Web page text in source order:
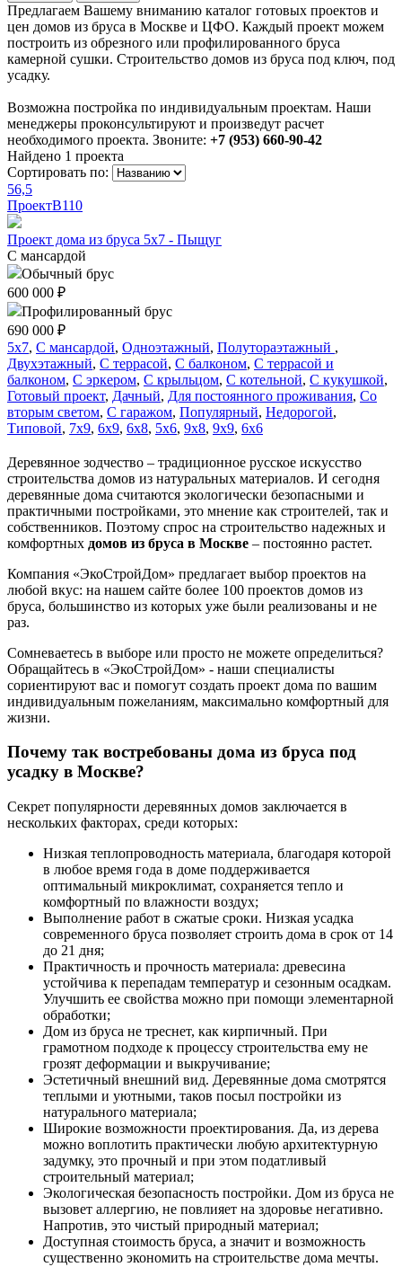
Предлагаем Вашему вниманию каталог готовых проектов и
цен домов из бруса в Москве и ЦФО. Каждый проект можем
построить из обрезного или профилированного бруса
камерной сушки. Строительство домов из бруса под ключ, под
усадку.
Возможна постройка по индивидуальным проектам. Наши
менеджеры проконсультируют и произведут расчет
необходимого проекта. Звоните: +7 (953) 660-90-42
Найдено 1 проекта
Сортировать по:
56,5
ПроектВ110
Проект дома из бруса 5х7 - Пыщуг
С мансардой
Обычный брус
600 000 ₽
Профилированный брус
690 000 ₽
5x7, С мансардой, Одноэтажный, Полутораэтажный ,
Двухэтажный, С террасой, С балконом, С террасой и
балконом, С эркером, С крыльцом, С котельной, С кукушкой,
Готовый проект, Дачный, Для постоянного проживания, Со
вторым светом, С гаражом, Популярный, Недорогой,
Типовой, 7х9, 6x9, 6x8, 5x6, 9x8, 9x9, 6x6
Деревянное зодчество – традиционное русское искусство
строительства домов из натуральных материалов. И сегодня
деревянные дома считаются экологически безопасными и
практичными постройками, это мнение как строителей, так и
собственников. Поэтому спрос на строительство надежных и
комфортных домов из бруса в Москве – постоянно растет.
Компания «ЭкоСтройДом» предлагает выбор проектов на
любой вкус: на нашем сайте более 100 проектов домов из
бруса, большинство из которых уже были реализованы и не
раз.
Сомневаетесь в выборе или просто не можете определиться?
Обращайтесь в «ЭкоСтройДом» - наши специалисты
сориентируют вас и помогут создать проект дома по вашим
индивидуальным пожеланиям, максимально комфортный для
жизни.
Почему так востребованы дома из бруса под
усадку в Москве?
Секрет популярности деревянных домов заключается в
нескольких факторах, среди которых:
Низкая теплопроводность материала, благодаря которой
в любое время года в доме поддерживается
оптимальный микроклимат, сохраняется тепло и
комфортный по влажности воздух;
Выполнение работ в сжатые сроки. Низкая усадка
современного бруса позволяет строить дома в срок от 14
до 21 дня;
Практичность и прочность материала: древесина
устойчива к перепадам температур и сезонным осадкам.
Улучшить ее свойства можно при помощи элементарной
обработки;
Дом из бруса не треснет, как кирпичный. При
грамотном подходе к процессу строительства ему не
грозят деформации и выкручивание;
Эстетичный внешний вид. Деревянные дома смотрятся
теплыми и уютными, таков посыл постройки из
натурального материала;
Широкие возможности проектирования. Да, из дерева
можно воплотить практически любую архитектурную
задумку, это прочный и при этом податливый
строительный материал;
Экологическая безопасность постройки. Дом из бруса не
вызовет аллергию, не повлияет на здоровье негативно.
Напротив, это чистый природный материал;
Доступная стоимость бруса, а значит и возможность
существенно экономить на строительстве дома мечты.